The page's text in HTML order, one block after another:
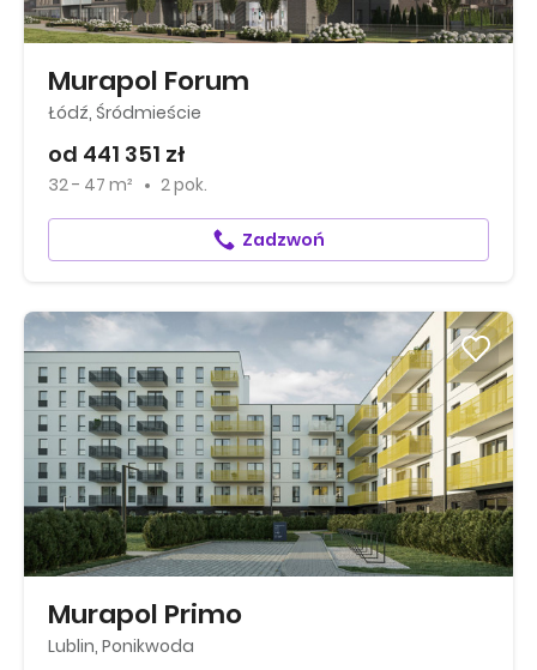
Murapol Forum
Łódź, Śródmieście
od 441 351 zł
32 - 47 m² 2 pok.
Zadzwoń
Murapol Primo
Lublin, Ponikwoda